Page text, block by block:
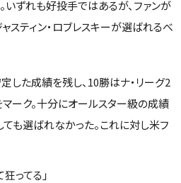
いずれも好投手ではあるが、ファンが
スティン・ロブレスキーが選ばれるべ
た成績を残し、10勝はナ・リーグ2
ーク。十分にオールスター級の成績
も選ばれなかった。これに対し米フ
ってる」